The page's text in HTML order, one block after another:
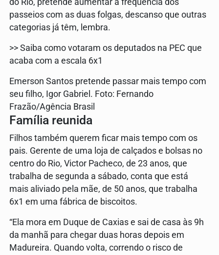
do Rio, pretende aumentar a frequência dos
passeios com as duas folgas, descanso que outras
categorias já têm, lembra.
>> Saiba como votaram os deputados na PEC que
acaba com a escala 6x1
Emerson Santos pretende passar mais tempo com
seu filho, Igor Gabriel. Foto: Fernando
Frazão/Agência Brasil
Família reunida
Filhos também querem ficar mais tempo com os
pais. Gerente de uma loja de calçados e bolsas no
centro do Rio, Victor Pacheco, de 23 anos, que
trabalha de segunda a sábado, conta que está
mais aliviado pela mãe, de 50 anos, que trabalha
6x1 em uma fábrica de biscoitos.
“Ela mora em Duque de Caxias e sai de casa às 9h
da manhã para chegar duas horas depois em
Madureira. Quando volta, correndo o risco de